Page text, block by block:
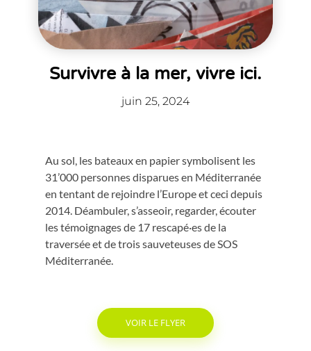
Survivre à la mer, vivre ici.
juin 25, 2024
Au sol, les bateaux en papier symbolisent les
31’000 personnes disparues en Méditerranée
en tentant de rejoindre l’Europe et ceci depuis
2014. Déambuler, s’asseoir, regarder, écouter
les témoignages de 17 rescapé·es de la
traversée et de trois sauveteuses de SOS
Méditerranée.
VOIR LE FLYER